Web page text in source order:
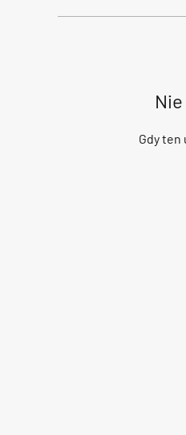
Gdy ten